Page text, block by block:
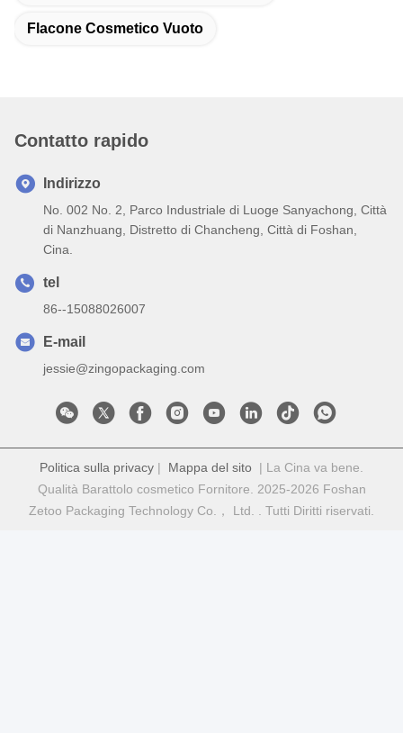
Flacone Cosmetico Vuoto
Contatto rapido
Indirizzo
No. 002 No. 2, Parco Industriale di Luoge Sanyachong, Città
di Nanzhuang, Distretto di Chancheng, Città di Foshan,
Cina.
tel
86--15088026007
E-mail
jessie@zingopackaging.com
Politica sulla privacy | Mappa del sito | La Cina va bene.
Qualità Barattolo cosmetico Fornitore. 2025-2026 Foshan
Zetoo Packaging Technology Co.， Ltd. . Tutti Diritti riservati.